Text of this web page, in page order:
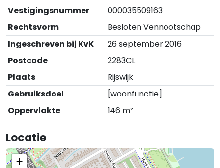
Vestigingsnummer
000035509163
Rechtsvorm
Besloten Vennootschap
Ingeschreven bij KvK
26 september 2016
Postcode
2283CL
Plaats
Rijswijk
Gebruiksdoel
[woonfunctie]
Oppervlakte
146 m²
Locatie
+